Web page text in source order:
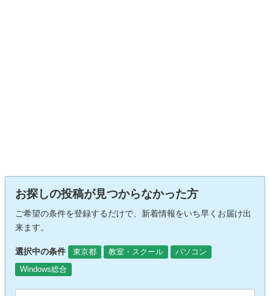
お探しの投稿が見つからなかった方
ご希望の条件を登録するだけで、新着情報をいち早くお届け出
来ます。
選択中の条件 東京都 教室・スクール
パソコン
Windows総合